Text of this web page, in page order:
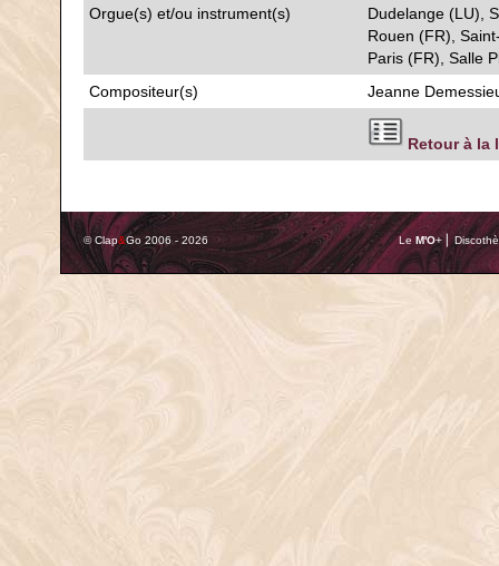
Orgue(s) et/ou instrument(s)
Dudelange (LU),
Rouen (FR),
Paris (FR), Salle
Compositeur(s)
Jeanne
Retour à la
© Clap&Go 2006 - 2026 Le M'O+ ⎢